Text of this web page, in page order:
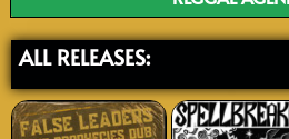
ALL RELEASES: